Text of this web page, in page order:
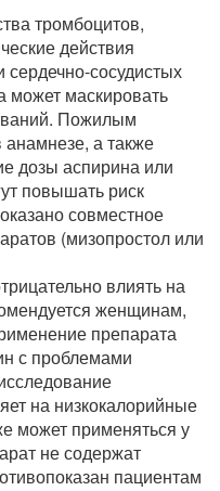
тромбоцитов,
действия
сосудистых
может маскировать
Пожилым
а также
дозы аспирина или
повышать риск
совместное
(мизопростол или
влиять на
женщинам,
препарата
с проблемами
на низкокалорийные
может применяться у
не содержат
пациентам